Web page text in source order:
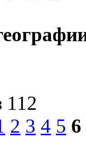
112
2 3 4 5 6